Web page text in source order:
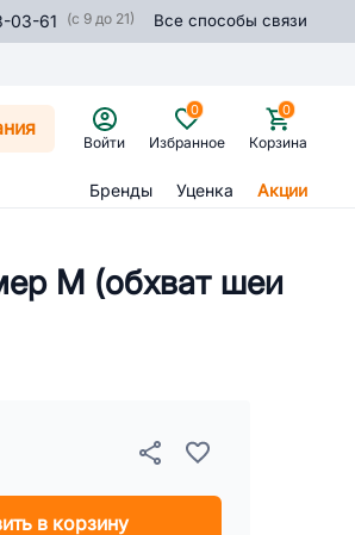
03-61 (с 9 до 21) Все способы связи
Войти Избранное
0
Корзина
0
Бренды Уценка Акции
М (обхват шеи
в корзину